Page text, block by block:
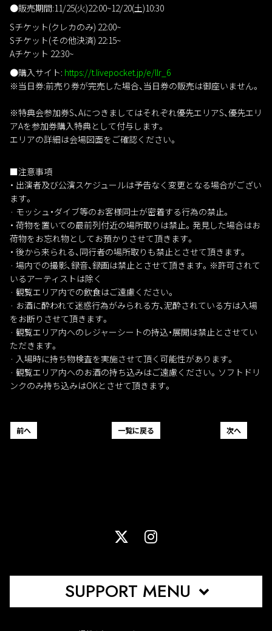
●販売期間:11/25(火)22:00~12/20(土)10:30
Sチケット(クレカのみ) 22:00~
Sチケット(その他決済) 22:15~
Aチケット 22:30~
●購入サイト: https://t.livepocket.jp/e/llr_6
※当日券:前売り券が完売した場合、当日券の販売は御座いません。
※特典会参加券S、Aにつきましてはそれぞれ優先エリアS、優先エリ
アAを参加券購入特典として付与します。
エリアの詳細は会場図面をご確認ください。
■注意事項
・ 出演者及び公演スケジュールは予告なく変更となる場合がござい
ます。
· モッシュ・ダイブ等のお客様同士が密着する行為の禁止。
・ 荷物を置いての最前列付近の場所取りは禁止。発見した場合はお
荷物をお忘れ物としてお預かりさせて頂きます。
・ 後から来られる、同行者の場所取りも禁止とさせて頂きます。
· 場内での撮影、録音、録画は禁止とさせて頂きます。※許可されて
いるアーティストは除く
· 観覧エリア内での飲食はご遠慮ください。
· お酒に酔われて迷惑行為がみられる方、泥酔されている方は入場
をお断りさせて頂きます。
· 観覧エリア内へのレジャーシートの持込・展開は禁止とさせてい
ただきます。
· 入場時に持ち物検査を実施させて頂く可能性があります。
· 観覧エリア内へのお酒の持ち込みはご遠慮ください。ソフトドリ
ンクのみ持ち込みはOKとさせて頂きます。
前へ 一覧に戻る 次へ
SUPPORT MENU